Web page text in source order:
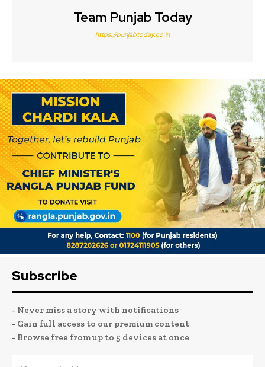
Team Punjab Today
https://punjabtoday.co.in
Subscribe
- Never miss a story with notifications
- Gain full access to our premium content
- Browse free from up to 5 devices at once